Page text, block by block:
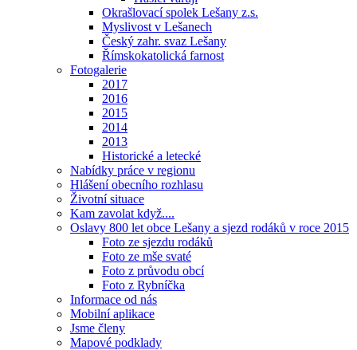
Okrašlovací spolek Lešany z.s.
Myslivost v Lešanech
Český zahr. svaz Lešany
Římskokatolická farnost
Fotogalerie
2017
2016
2015
2014
2013
Historické a letecké
Nabídky práce v regionu
Hlášení obecního rozhlasu
Životní situace
Kam zavolat když....
Oslavy 800 let obce Lešany a sjezd rodáků v roce 2015
Foto ze sjezdu rodáků
Foto ze mše svaté
Foto z průvodu obcí
Foto z Rybníčka
Informace od nás
Mobilní aplikace
Jsme členy
Mapové podklady